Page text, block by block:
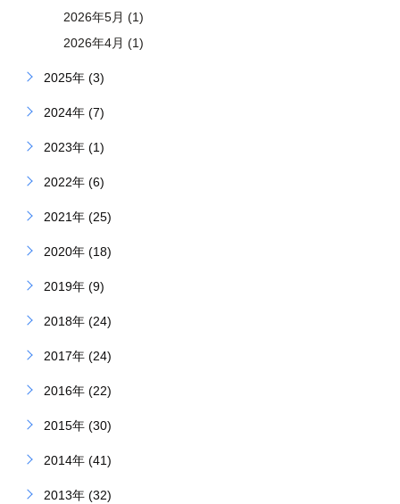
2026年5月 (1)
2026年4月 (1)
2025年 (3)
2024年 (7)
2023年 (1)
2022年 (6)
2021年 (25)
2020年 (18)
2019年 (9)
2018年 (24)
2017年 (24)
2016年 (22)
2015年 (30)
2014年 (41)
2013年 (32)